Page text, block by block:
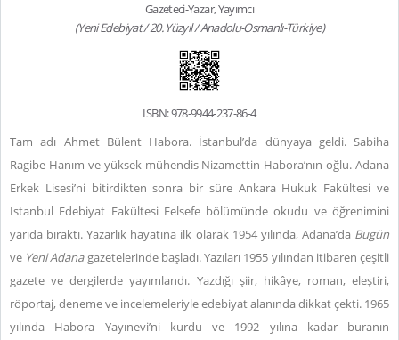
Gazeteci-Yazar, Yayımcı
(Yeni Edebiyat / 20. Yüzyıl / Anadolu-Osmanlı-Türkiye)
ISBN: 978-9944-237-86-4
Tam adı Ahmet Bülent Habora. İstanbul’da dünyaya geldi. Sabiha
Ragibe Hanım ve yüksek mühendis Nizamettin Habora’nın oğlu. Adana
Erkek Lisesi’ni bitirdikten sonra bir süre Ankara Hukuk Fakültesi ve
İstanbul Edebiyat Fakültesi Felsefe bölümünde okudu ve öğrenimini
yarıda bıraktı. Yazarlık hayatına ilk olarak 1954 yılında, Adana’daBugün
ve Yeni Adanagazetelerinde başladı. Yazıları 1955 yılından itibaren çeşitli
gazete ve dergilerde yayımlandı. Yazdığı şiir, hikâye, roman, eleştiri,
röportaj, deneme ve incelemeleriyle edebiyat alanında dikkat çekti. 1965
yılında Habora Yayınevi’ni kurdu ve 1992 yılına kadar buranın